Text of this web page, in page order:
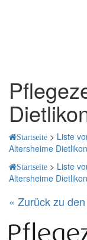
Startseite > Liste
Altersheime Dietlikon
Startseite > Liste
Altersheime Dietlikon
« Zurück zu